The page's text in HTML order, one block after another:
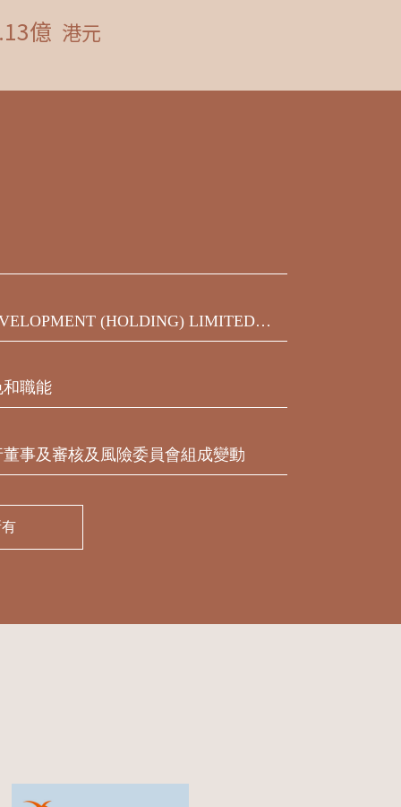
(HOLDING) LIMITED發
期之450,000,000美元9.75%優先票據
職能
事及審核及風險委員會組成變動